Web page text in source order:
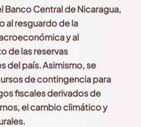
Banco Central de Nicaragua,
al resguardode la
y al
de las reservas
del país. Asimismo, se
de contingencia para
fiscales derivados de
el cambio climático y